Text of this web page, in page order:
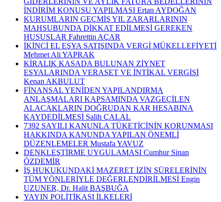
İNDİRİM KONUSU YAPILMASI Ertan AYDOĞAN
KURUMLARIN GEÇMİŞ YIL ZARARLARININ
MAHSUBUNDA DİKKAT EDİLMESİ GEREKEN
HUSUSLAR Fahrettin AÇAR
İKİNCİ EL EŞYA SATIŞINDA VERGİ MÜKELLEFİYETİ
Mehmet Ali YAPRAK
KİRALIK KASADA BULUNAN ZİYNET
EŞYALARINDA VERASET VE İNTİKAL VERGİSİ
Kenan AKBULUT
FİNANSAL YENİDEN YAPILANDIRMA
ANLAŞMALARI KAPSAMINDA VAZGEÇİLEN
ALACAKLARIN DOĞRUDAN KAR HESABINA
KAYDEDİLMESİ Salih ÇALAL
7392 SAYILI KANUNLA TÜKETİCİNİN KORUNMASI
HAKKINDA KANUNDA YAPILAN ÖNEMLİ
DÜZENLEMELER Mustafa YAVUZ
DENKLEŞTİRME UYGULAMASI Cumhur Sinan
ÖZDEMİR
İŞ HUKUKUNDAKİ MAZERET İZİN SÜRELERİNİN
TÜM YÖNLERİYLE DEĞERLENDİRİLMESİ Engin
UZUNER, Dr. Halit BAŞBUĞA
YAYIN POLİTİKASI İLKELERİ